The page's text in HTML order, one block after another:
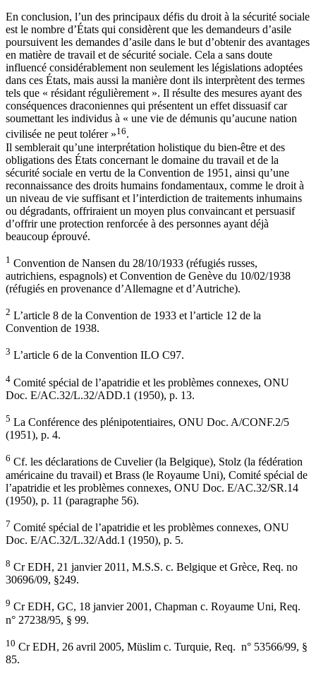
En conclusion, l’un des principaux défis du droit à la sécurité sociale
est le nombre d’États qui considèrent que les demandeurs d’asile
poursuivent les demandes d’asile dans le but d’obtenir des avantages
en matière de travail et de sécurité sociale. Cela a sans doute
influencé considérablement non seulement les législations adoptées
dans ces États, mais aussi la manière dont ils interprètent des termes
tels que « résidant régulièrement ». Il résulte des mesures ayant des
conséquences draconiennes qui présentent un effet dissuasif car
soumettant les individus à « une vie de démunis qu’aucune nation
civilisée ne peut tolérer »16.
Il semblerait qu’une interprétation holistique du bien-être et des
obligations des États concernant le domaine du travail et de la
sécurité sociale en vertu de la Convention de 1951, ainsi qu’une
reconnaissance des droits humains fondamentaux, comme le droit à
un niveau de vie suffisant et l’interdiction de traitements inhumains
ou dégradants, offriraient un moyen plus convaincant et persuasif
d’offrir une protection renforcée à des personnes ayant déjà
beaucoup éprouvé.
1 Convention de Nansen du 28/10/1933 (réfugiés russes,
autrichiens, espagnols) et Convention de Genève du 10/02/1938
(réfugiés en provenance d’Allemagne et d’Autriche).
2 L’article 8 de la Convention de 1933 et l’article 12 de la
Convention de 1938.
3 L’article 6 de la Convention ILO C97.
4 Comité spécial de l’apatridie et les problèmes connexes, ONU
Doc. E/AC.32/L.32/ADD.1 (1950), p. 13.
5 La Conférence des plénipotentiaires, ONU Doc. A/CONF.2/5
(1951), p. 4.
6 Cf. les déclarations de Cuvelier (la Belgique), Stolz (la fédération
américaine du travail) et Brass (le Royaume Uni), Comité spécial de
l’apatridie et les problèmes connexes, ONU Doc. E/AC.32/SR.14
(1950), p. 11 (paragraphe 56).
7 Comité spécial de l’apatridie et les problèmes connexes, ONU
Doc. E/AC.32/L.32/Add.1 (1950), p. 5.
8 Cr EDH, 21 janvier 2011, M.S.S. c. Belgique et Grèce, Req. no
30696/09, §249.
9 Cr EDH, GC, 18 janvier 2001, Chapman c. Royaume Uni, Req.
n° 27238/95, § 99.
10 Cr EDH, 26 avril 2005, Müslim c. Turquie, Req. n° 53566/99, §
85.